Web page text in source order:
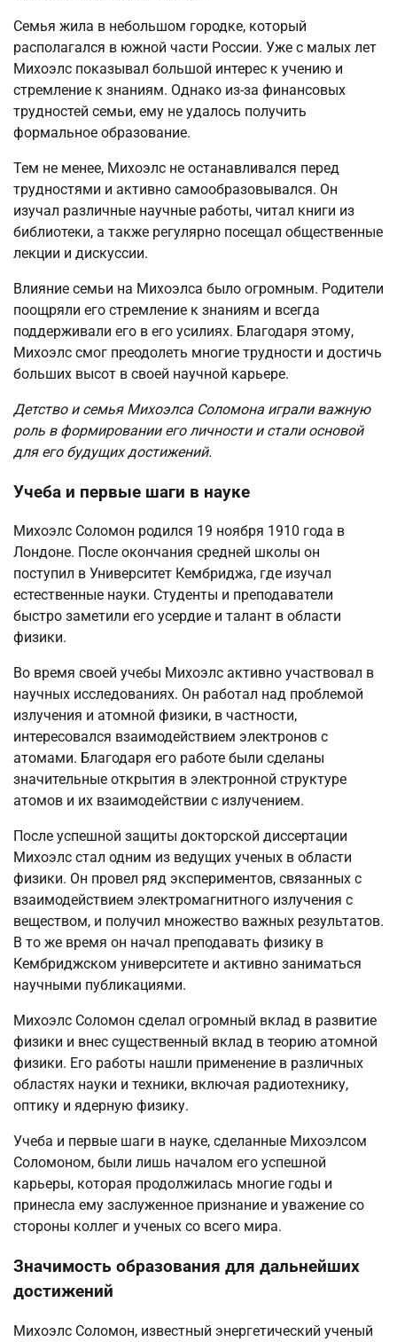
Семья жила в небольшом городке, который
располагался в южной части России. Уже с малых лет
Михоэлс показывал большой интерес к учению и
стремление к знаниям. Однако из-за финансовых
трудностей семьи, ему не удалось получить
формальное образование.
Тем не менее, Михоэлс не останавливался перед
трудностями и активно самообразовывался. Он
изучал различные научные работы, читал книги из
библиотеки, а также регулярно посещал общественные
лекции и дискуссии.
Влияние семьи на Михоэлса было огромным. Родители
поощряли его стремление к знаниям и всегда
поддерживали его в его усилиях. Благодаря этому,
Михоэлс смог преодолеть многие трудности и достичь
больших высот в своей научной карьере.
Детство и семья Михоэлса Соломона играли важную
роль в формировании его личности и стали основой
для его будущих достижений.
Учеба и первые шаги в науке
Михоэлс Соломон родился 19 ноября 1910 года в
Лондоне. После окончания средней школы он
поступил в Университет Кембриджа, где изучал
естественные науки. Студенты и преподаватели
быстро заметили его усердие и талант в области
физики.
Во время своей учебы Михоэлс активно участвовал в
научных исследованиях. Он работал над проблемой
излучения и атомной физики, в частности,
интересовался взаимодействием электронов с
атомами. Благодаря его работе были сделаны
значительные открытия в электронной структуре
атомов и их взаимодействии с излучением.
После успешной защиты докторской диссертации
Михоэлс стал одним из ведущих ученых в области
физики. Он провел ряд экспериментов, связанных с
взаимодействием электромагнитного излучения с
веществом, и получил множество важных результатов.
В то же время он начал преподавать физику в
Кембриджском университете и активно заниматься
научными публикациями.
Михоэлс Соломон сделал огромный вклад в развитие
физики и внес существенный вклад в теорию атомной
физики. Его работы нашли применение в различных
областях науки и техники, включая радиотехнику,
оптику и ядерную физику.
Учеба и первые шаги в науке, сделанные Михоэлсом
Соломоном, были лишь началом его успешной
карьеры, которая продолжилась многие годы и
принесла ему заслуженное признание и уважение со
стороны коллег и ученых со всего мира.
Значимость образования для дальнейших
достижений
Михоэлс Соломон, известный энергетический ученый